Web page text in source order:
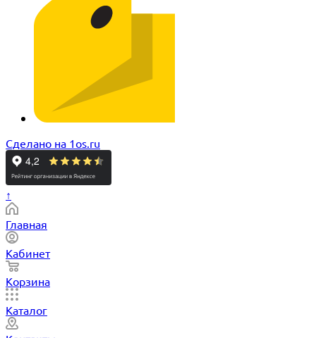
Сделано на 1os.ru
↑
Главная
Кабинет
Корзина
Каталог